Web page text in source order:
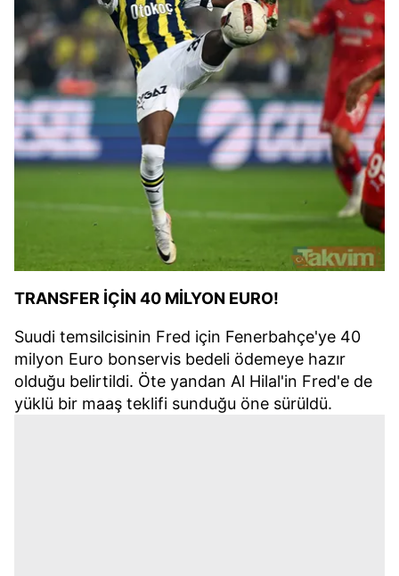
TRANSFER İÇİN 40 MİLYON EURO!
Suudi temsilcisinin Fred için Fenerbahçe'ye 40
milyon Euro bonservis bedeli ödemeye hazır
olduğu belirtildi. Öte yandan Al Hilal'in Fred'e de
yüklü bir maaş teklifi sunduğu öne sürüldü.